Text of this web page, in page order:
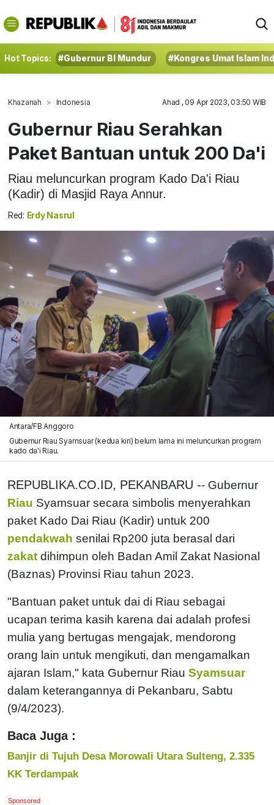
Hot Topics: #Gubernur BI Mundur #Kongres Umat Islam
Khazanah Indonesia Ahad , 09 Apr 2023, 03:50 WIB
Gubernur Riau Serahkan
Paket Bantuan untuk 200 Da'i
Riau meluncurkan program Kado Da'i Riau
(Kadir) di Masjid Raya Annur.
Red: Erdy Nasrul
Antara/FB Anggoro
Gubernur Riau Syamsuar (kedua kiri) belum lama ini meluncurkan program
kado da'i Riau.
REPUBLIKA.CO.ID, PEKANBARU -- Gubernur
Riau Syamsuar secara simbolis menyerahkan
paket Kado Dai Riau (Kadir) untuk 200
pendakwah senilai Rp200 juta berasal dari
zakat dihimpun oleh Badan Amil Zakat Nasional
(Baznas) Provinsi Riau tahun 2023.
"Bantuan paket untuk dai di Riau sebagai
ucapan terima kasih karena dai adalah profesi
mulia yang bertugas mengajak, mendorong
orang lain untuk mengikuti, dan mengamalkan
ajaran Islam," kata Gubernur Riau Syamsuar
dalam keterangannya di Pekanbaru, Sabtu
(9/4/2023).
Baca Juga :
Banjir di Tujuh Desa Morowali Utara Sulteng, 2.335
KK Terdampak
Sponsored